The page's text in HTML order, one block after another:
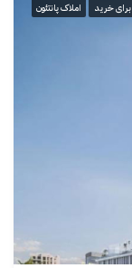
برای خرید املاک پانتئون